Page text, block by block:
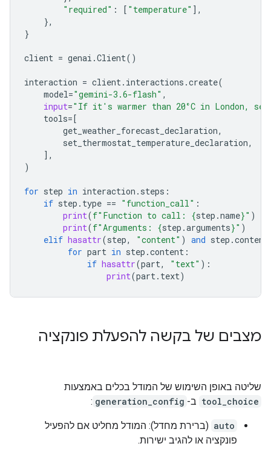
"required" : [ "temperature" ],
},
}
client = genai .Client()
interaction = client. interactions .create(
model="gemini-3.6-flash" ,
input="If it's warmer than 20°C in London,
tools= [
get_weather_forecast_declaration,
set_thermostat_temperature_declaration,
],
)
for step in interaction . steps :
if step . type == "function_call" :
print(f"Function to call: {step .name}" )
print(f"Arguments: {step .arguments}" )
elif hasattr(step, "content" ) and step .content
for part in step .content :
if hasattr(part, "text" ):
print(part. text)
מצבים של בקשה להפעלת פונקציה
שליטה באופן השימוש של המודל בכלים באמצעות
tool_choice ב- generation_config
:
auto (ברירת מחדל): המודל מחליט אם להפעיל
פונקציה או להגיב ישירות.